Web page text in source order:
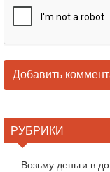
РУБРИКИ
Возьму деньги в